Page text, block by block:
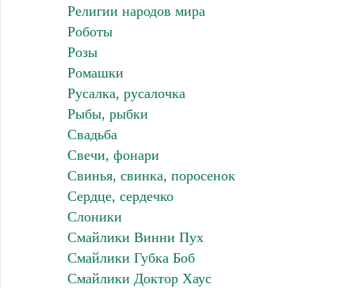
Религии народов мира
Роботы
Розы
Ромашки
Русалка, русалочка
Рыбы, рыбки
Свадьба
Свечи, фонари
Свинья, свинка, поросенок
Сердце, сердечко
Слоники
Смайлики Винни Пух
Смайлики Губка Боб
Смайлики Доктор Хаус